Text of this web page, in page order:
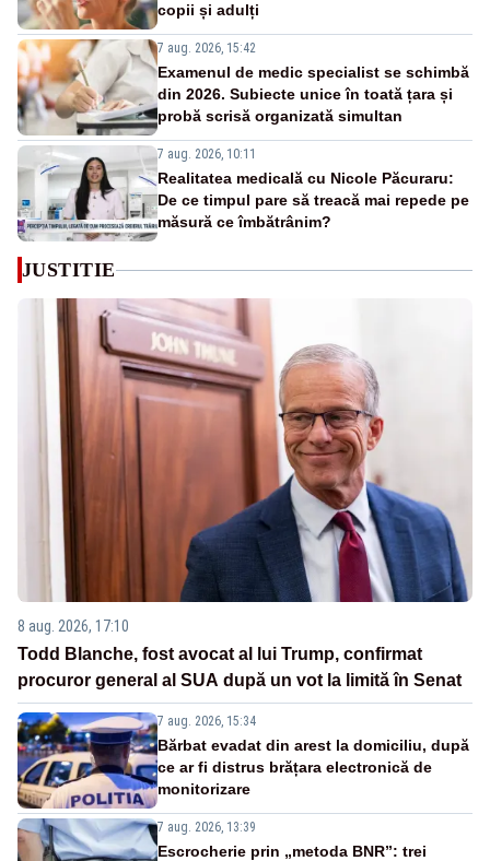
copii și adulți
7 aug. 2026, 15:42
Examenul de medic specialist se schimbă
din 2026. Subiecte unice în toată țara și
probă scrisă organizată simultan
7 aug. 2026, 10:11
Realitatea medicală cu Nicole Păcuraru:
De ce timpul pare să treacă mai repede pe
măsură ce îmbătrânim?
JUSTITIE
8 aug. 2026, 17:10
Todd Blanche, fost avocat al lui Trump, confirmat
procuror general al SUA după un vot la limită în Senat
7 aug. 2026, 15:34
Bărbat evadat din arest la domiciliu, după
ce ar fi distrus brățara electronică de
monitorizare
7 aug. 2026, 13:39
Escrocherie prin „metoda BNR”: trei